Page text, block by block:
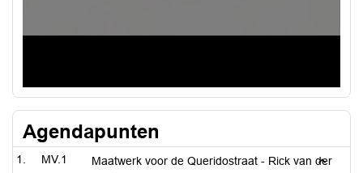
Agendapunten
MV.1
Maatwerk voor de Queridostraat - Rick van der